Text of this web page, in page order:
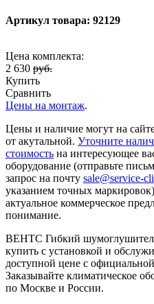
Артикул товара: 92129
Цена комплекта:
2 630 руб.
Купить
Сравнить
Цены на монтаж.
Цены и наличие могут на
от акутальной. Уточните
стоимость на интересующее
оборудование (отправьте
запрос на почту sale@service-
указанием точных
актуальное коммерческое
понимание.
ВЕНТС Гибкий
купить с установкой и
доступной цене с
Заказывайте климатическое
по Москве и России.